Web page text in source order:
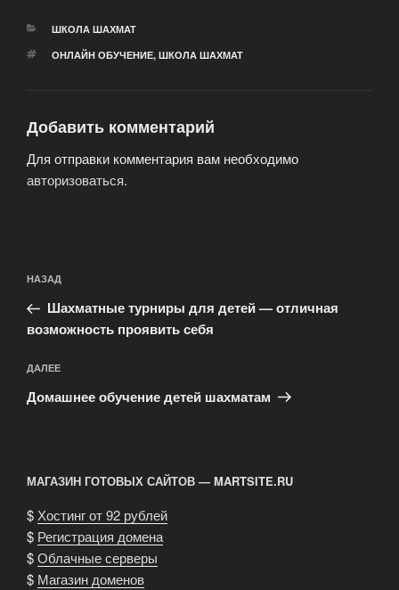
РУБРИКИ
ШКОЛА ШАХМАТ
МЕТКИ
ОНЛАЙН ОБУЧЕНИЕ, ШКОЛА ШАХМАТ
Добавить комментарий
Для отправки комментария вам необходимо
авторизоваться.
по
записям
Предыдущая
запись:
НАЗАД
Шахматные турниры для детей — отличная
возможность проявить себя
Следующая
запись
ДАЛЕЕ
Домашнее обучение детей шахматам
МАГАЗИН ГОТОВЫХ САЙТОВ — MARTSITE.RU
$Хостинг от 92 рублей
$ Регистрация домена
$Облачные серверы
$ Магазин доменов